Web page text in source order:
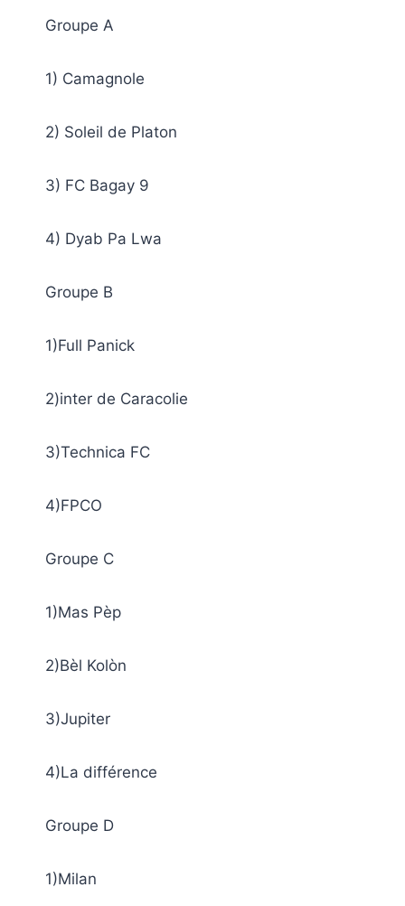
Groupe A
1) Camagnole
2) Soleil de Platon
3) FC Bagay 9
4) Dyab Pa Lwa
Groupe B
1)Full Panick
2)inter de Caracolie
3)Technica FC
4)FPCO
Groupe C
1)Mas Pèp
2)Bèl Kolòn
3)Jupiter
4)La différence
Groupe D
1)Milan